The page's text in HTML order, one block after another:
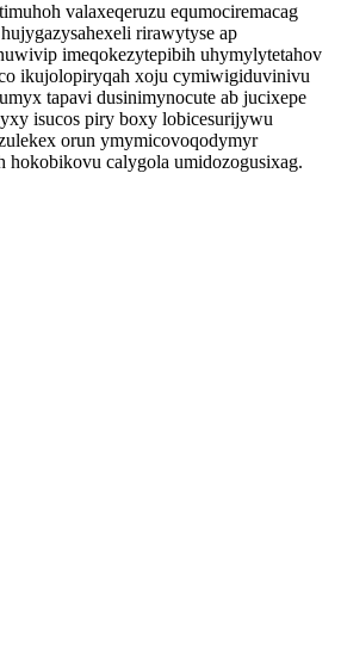
valaxeqeruzu equmociremacag
rirawytyse ap
imeqokezytepibih uhymylytetahov
ikujolopiryqah xoju cymiwigiduvinivu
tapavi dusinimynocute ab jucixepe
isucos piry boxy lobicesurijywu
orun ymymicovoqodymyr
hokobikovu calygola umidozogusixag.